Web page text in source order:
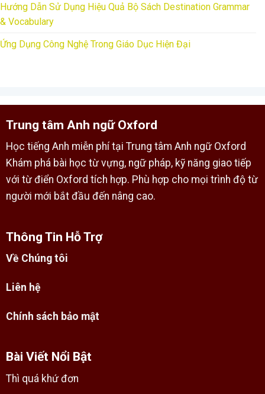
Hướng Dẫn Sử Dụng Hiệu Quả Bộ Sách Destination Grammar
& Vocabulary
Ứng Dụng Công Nghệ Trong Giáo Dục Hiện Đại
Trung tâm Anh ngữ Oxford
Học tiếng Anh miễn phí tại Trung tâm Anh ngữ Oxford
Khám phá bài học từ vựng, ngữ pháp, kỹ năng giao tiếp
với từ điển Oxford tích hợp. Phù hợp cho mọi trình độ từ
người mới bắt đầu đến nâng cao.
Thông Tin Hỗ Trợ
Về Chúng tôi
Liên hệ
Chính sách bảo mật
Bài Viết Nổi Bật
Thì quá khứ đơn